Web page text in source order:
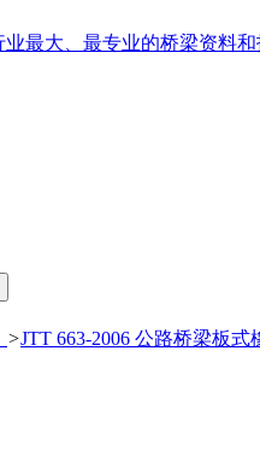
>JTT 663-2006 公路桥梁板